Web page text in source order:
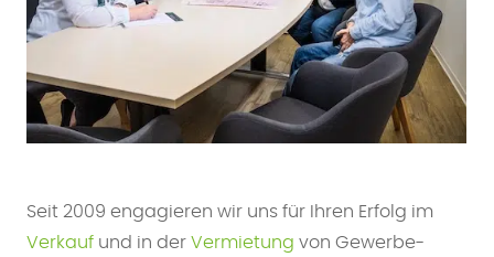
Seit 2009 engagieren wir uns für Ihren Erfolg im
Verkauf und in der Vermietung von Gewerbe-